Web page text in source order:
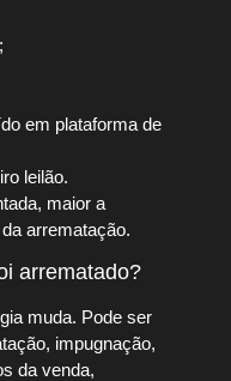
em plataforma de
leilão.
maior a
arrematação.
arrematado?
muda. Pode ser
impugnação,
da venda,